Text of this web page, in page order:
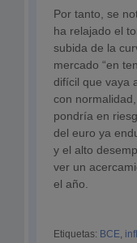
Por tanto, se
ha relajado el
subida de la
mercado “en
difícil que vaya
con
pondría en
del euro ya
y el alto
ver un
el año.
Etiquetas: BCE,